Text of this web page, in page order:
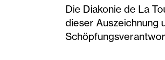
Die Diakonie de La
dieser Auszeichnung